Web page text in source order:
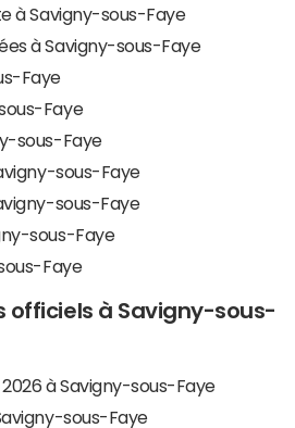
à Savigny-sous-Faye
à Savigny-sous-Faye
Faye
Faye
sous-Faye
sous-Faye
sous-Faye
sous-Faye
Faye
officiels à Savigny-sous-
à Savigny-sous-Faye
sous-Faye